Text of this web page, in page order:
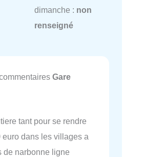
dimanche : non
renseigné
Gare
tant pour se rendre
euro dans les villages a
de narbonne ligne